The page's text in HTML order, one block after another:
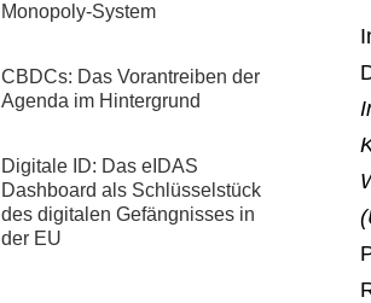
Monopoly-System
CBDCs: Das Vorantreiben der
Agenda im Hintergrund
Digitale ID: Das eIDAS
Dashboard als Schlüsselstück
des digitalen Gefängnisses in
der EU